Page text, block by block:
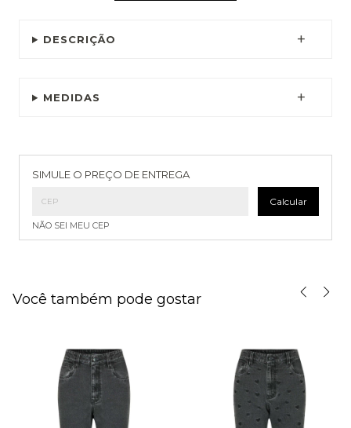
DESCRIÇÃO
MEDIDAS
SIMULE O PREÇO DE ENTREGA
Calcular
NÃO SEI MEU CEP
Você também pode gostar